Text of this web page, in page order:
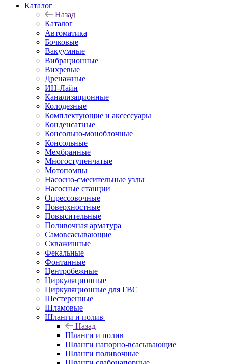
Каталог
Назад
Каталог
Автоматика
Бочковые
Вакуумные
Вибрационные
Вихревые
Дренажные
ИН-Лайн
Канализационные
Колодезные
Комплектующие и аксессуары
Конденсатные
Консольно-моноблочные
Консольные
Мембранные
Многоступенчатые
Мотопомпы
Насосно-смесительные узлы
Насосные станции
Опрессовочные
Поверхностные
Повысительные
Поливочная арматура
Самовсасывающие
Скважинные
Фекальные
Фонтанные
Центробежные
Циркуляционные
Циркуляционные для ГВС
Шестеренные
Шламовые
Шланги и полив
Назад
Шланги и полив
Шланги напорно-всасывающие
Шланги поливочные